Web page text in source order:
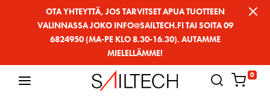
OTA YHTEYTTÄ, JOS TARVITSET APUA TUOTTEEN
VALINNASSA JOKO INFO@SAILTECH.FI TAI SOITA 09
6824950 (MA-PE KLO 8.30-16.30). AUTAMME
MIELELLÄMME!
0